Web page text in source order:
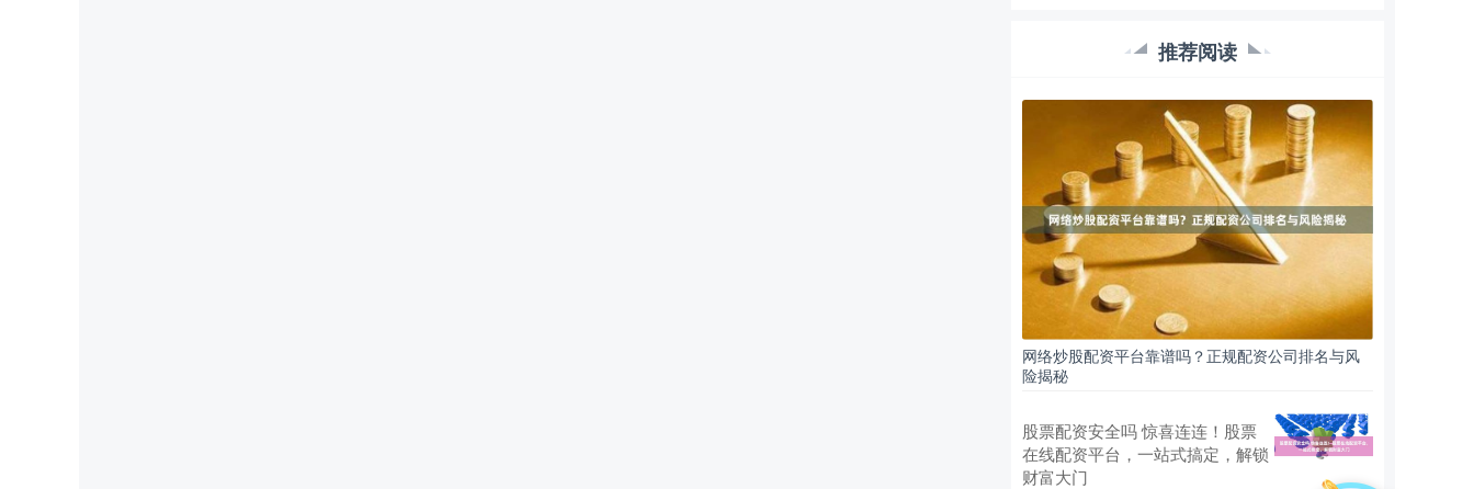
推荐阅读
网络炒股配资平台靠谱吗？正规配资公司排名与风
险揭秘
股票配资安全吗 惊喜连连！股票
在线配资平台，一站式搞定，解锁
财富大门